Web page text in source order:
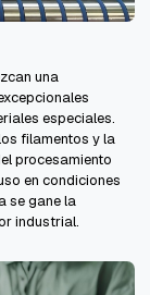
una
especiales.
filamentos y la
procesamiento
en condiciones
se gane la
industrial.